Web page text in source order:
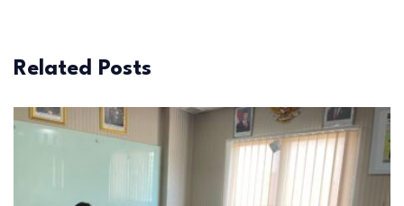
Related Posts